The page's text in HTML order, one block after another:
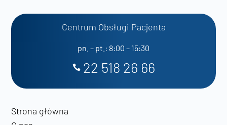
Centrum Obsługi Pacjenta
pn. – pt.: 8:00 – 15:30
22 518 26 66
Strona główna